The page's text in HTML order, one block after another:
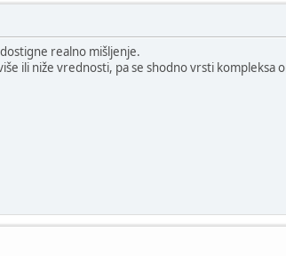
realno mišljenje.
ili niže vrednosti, pa se shodno vrsti kompleksa